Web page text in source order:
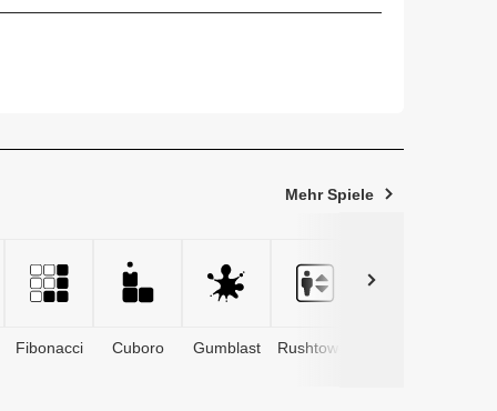
Mehr Spiele
Fibonacci Cuboro Gumblast Rushtower